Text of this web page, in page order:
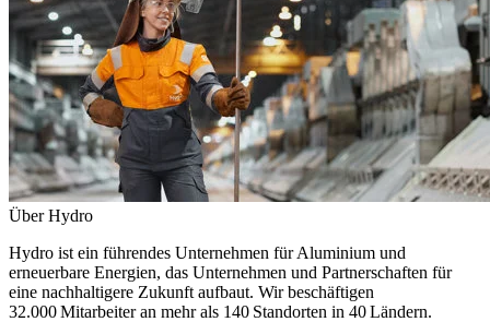
Über Hydro
Hydro ist ein führendes Unternehmen für Aluminium und
erneuerbare Energien, das Unternehmen und Partnerschaften für
eine nachhaltigere Zukunft aufbaut. Wir beschäftigen
32.000 Mitarbeiter an mehr als 140 Standorten in 40 Ländern.